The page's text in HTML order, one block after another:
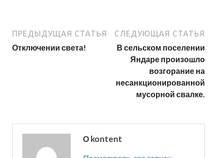
ПРЕДЫДУЩАЯ СТАТЬЯ
Отключении света!
СЛЕДУЮЩАЯ СТАТЬЯ
В сельском поселении
Яндаре произошло
возгорание на
несанкционированной
мусорной свалке.
О kontent